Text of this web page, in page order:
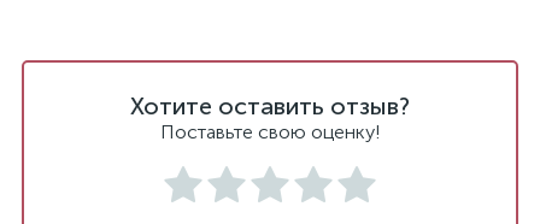
Хотите оставить отзыв?
Поставьте свою оценку!